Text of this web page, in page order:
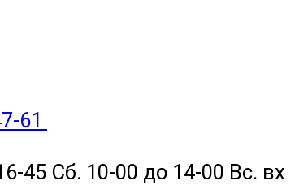
61
45 Сб. 10-00 до 14-00 Вс. вх